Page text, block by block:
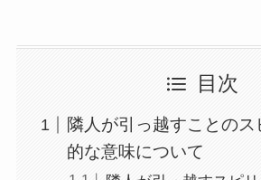
目次
隣人が引っ越すことの
的な意味について